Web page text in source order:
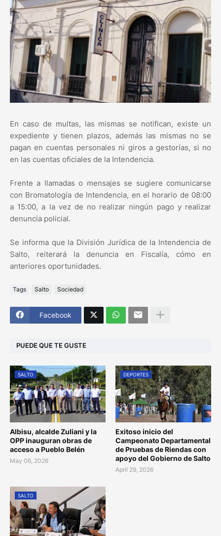
En caso de multas, las mismas se notifican, existe un
expediente y tienen plazos, además las mismas no se
pagan en cuentas personales ni giros a gestorías, si no
en las cuentas oficiales de la Intendencia.
Frente a llamadas o mensajes se sugiere comunicarse
con Bromatología de Intendencia, en el horario de 08:00
a 15:00, a la vez de no realizar ningún pago y realizar
denuncia policial.
Se informa que la División Jurídica de la Intendencia de
Salto, reiterará la denuncia en Fiscalía, cómo en
anteriores oportunidades.
Tags Salto Sociedad
Facebook
PUEDE QUE TE GUSTE
SALTO
Albisu, alcalde Zuliani y la
OPP inauguran obras de
acceso a Pueblo Belén
May 06, 2026
DEPORTES
Exitoso inicio del
Campeonato Departamental
de Pruebas de Riendas con
apoyo del Gobierno de Salto
April 29, 2026
SALTO